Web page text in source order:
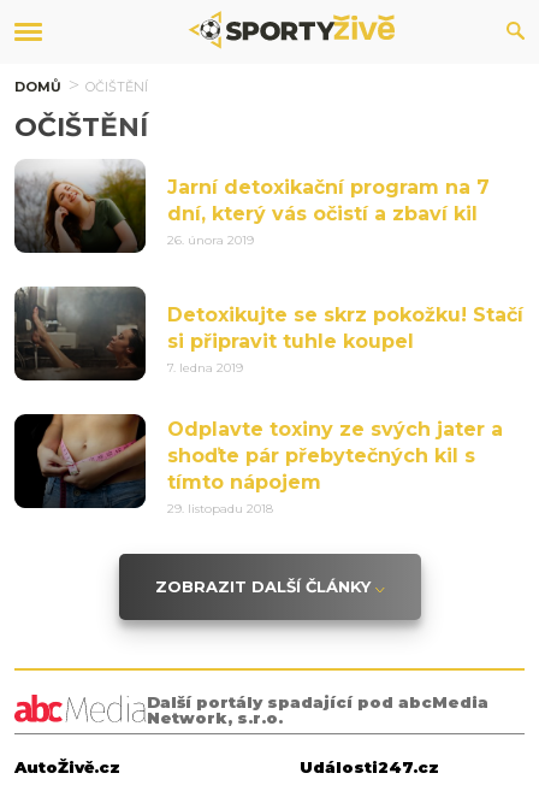
DOMŮ OČIŠTĚNÍ
OČIŠTĚNÍ
Jarní detoxikační program na 7
dní, který vás očistí a zbaví kil
26. února 2019
Detoxikujte se skrz pokožku! Stačí
si připravit tuhle koupel
7. ledna 2019
Odplavte toxiny ze svých jater a
shoďte pár přebytečných kil s
tímto nápojem
29. listopadu 2018
ZOBRAZIT DALŠÍ ČLÁNKY
Další portály spadající pod abcMedia
Network, s.r.o.
AutoŽivě.cz
Události247.cz